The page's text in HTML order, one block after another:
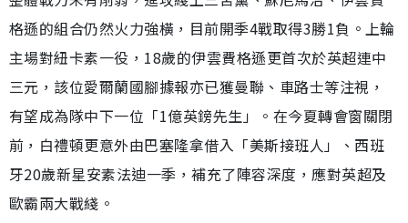
格遜的組合仍然火力強橫，目前開季4戰取得3勝1負。上輪
主場對紐卡素一役，18歲的伊雲費格遜更首次於英超連中
三元，該位愛爾蘭國腳據報亦已獲曼聯、車路士等注視，
有望成為隊中下一位「1億英鎊先生」。在今夏轉會窗關閉
前，白禮頓更意外由巴塞隆拿借入「美斯接班人」、西班
牙20歲新星安素法迪一季，補充了陣容深度，應對英超及
歐霸兩大戰綫。